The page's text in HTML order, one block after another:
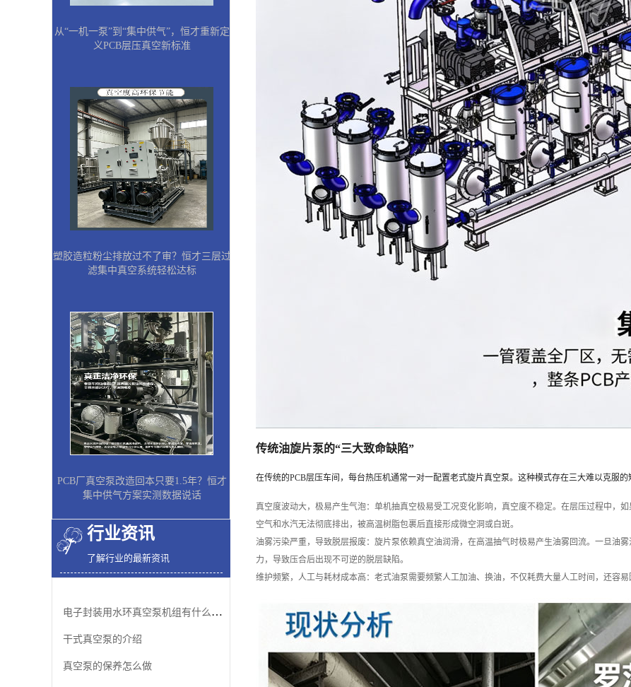
从“一机一泵”到“集中供气”，恒才重新定
义PCB层压真空新标准
塑胶造粒粉尘排放过不了审？恒才三层过
滤集中真空系统轻松达标
PCB厂真空泵改造回本只要1.5年？恒才
集中供气方案实测数据说话
行业资讯
了解行业的最新资讯
电子封装用水环真空泵机组有什么优势
干式真空泵的介绍
真空泵的保养怎么做
传统油旋片泵的“三大致命缺陷”
在传统的PCB层压车间，每台热压机通常一对一配置老式旋片真空泵。这种模式存在三大难以克服的
真空度波动大，极易产生气泡：单机抽真空极易受工况变化影响，真空度不稳定。在层压过程中，
空气和水汽无法彻底排出，被高温树脂包裹后直接形成微空洞或白斑。
油雾污染严重，导致脱层报废 ：旋片泵依赖真空油润滑，在高温抽气时极易产生油雾回流。一旦油
力，导致压合后出现不可逆的脱层缺陷。
维护频繁，人工与耗材成本高 ：老式油泵需要频繁人工加油、换油，不仅耗费大量人工时间，还容